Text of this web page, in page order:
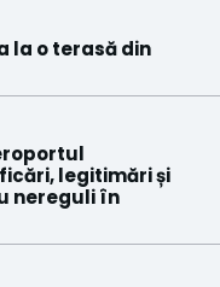
la o terasă din
legitimări și
nereguli în